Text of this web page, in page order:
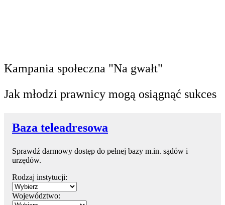
Kampania społeczna "Na gwałt"
Jak młodzi prawnicy mogą osiągnąć sukces
Baza teleadresowa
Sprawdź darmowy dostęp do pełnej bazy m.in. sądów i
urzędów.
Rodzaj instytucji:
Województwo: